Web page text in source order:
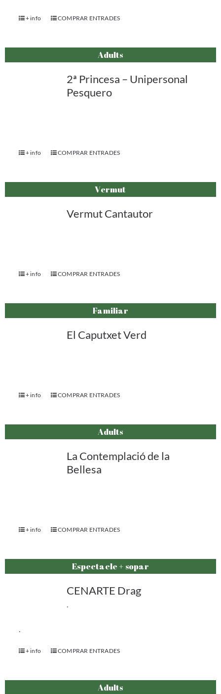
+ info COMPRAR ENTRADES
Adults
2ª Princesa – Unipersonal
Pesquero
+ info COMPRAR ENTRADES
Vermut
Vermut Cantautor
+ info COMPRAR ENTRADES
Familiar
El Caputxet Verd
+ info COMPRAR ENTRADES
Adults
La Contemplació de la
Bellesa
+ info COMPRAR ENTRADES
Espectacle + sopar
CENARTE Drag
.
.
+ info COMPRAR ENTRADES
Adults